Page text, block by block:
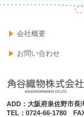
会社概要
お問い合わせ
ADD：大阪府泉佐野市長
TEL：0724-66-1780